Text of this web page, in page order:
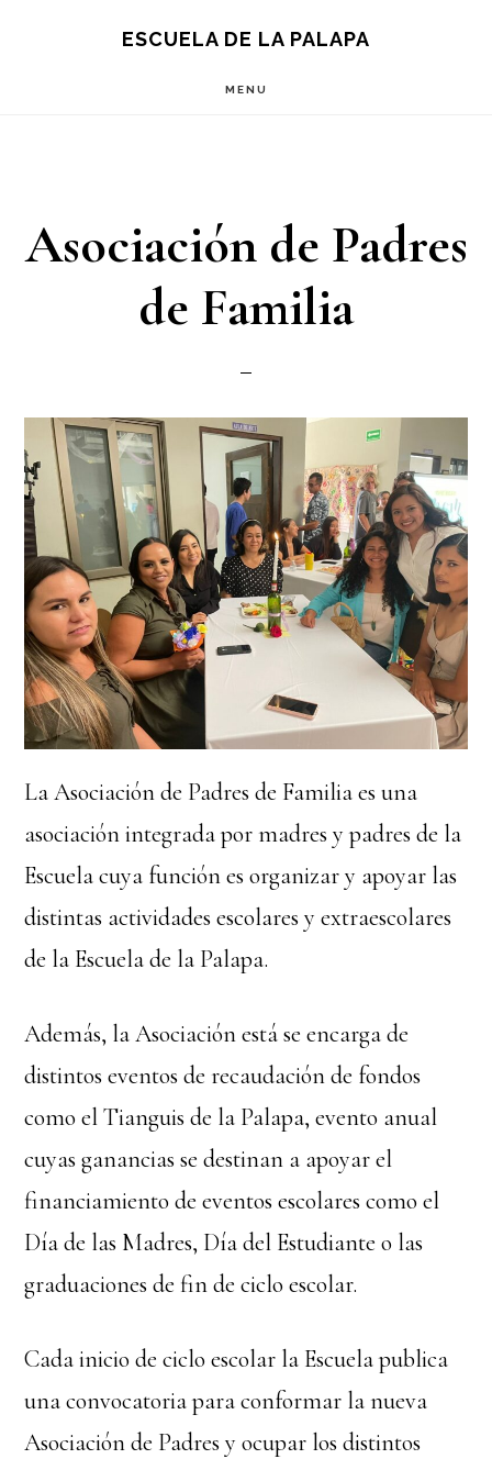
ESCUELA DE LA PALAPA
MENU
Asociación de Padres
de Familia
La Asociación de Padres de Familia es una
asociación integrada por madres y padres de la
Escuela cuya función es organizar y apoyar las
distintas actividades escolares y extraescolares
de la Escuela de la Palapa.
Además, la Asociación está se encarga de
distintos eventos de recaudación de fondos
como el Tianguis de la Palapa, evento anual
cuyas ganancias se destinan a apoyar el
financiamiento de eventos escolares como el
Día de las Madres, Día del Estudiante o las
graduaciones de fin de ciclo escolar.
Cada inicio de ciclo escolar la Escuela publica
una convocatoria para conformar la nueva
Asociación de Padres y ocupar los distintos